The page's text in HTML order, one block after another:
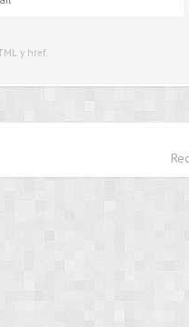
y href.